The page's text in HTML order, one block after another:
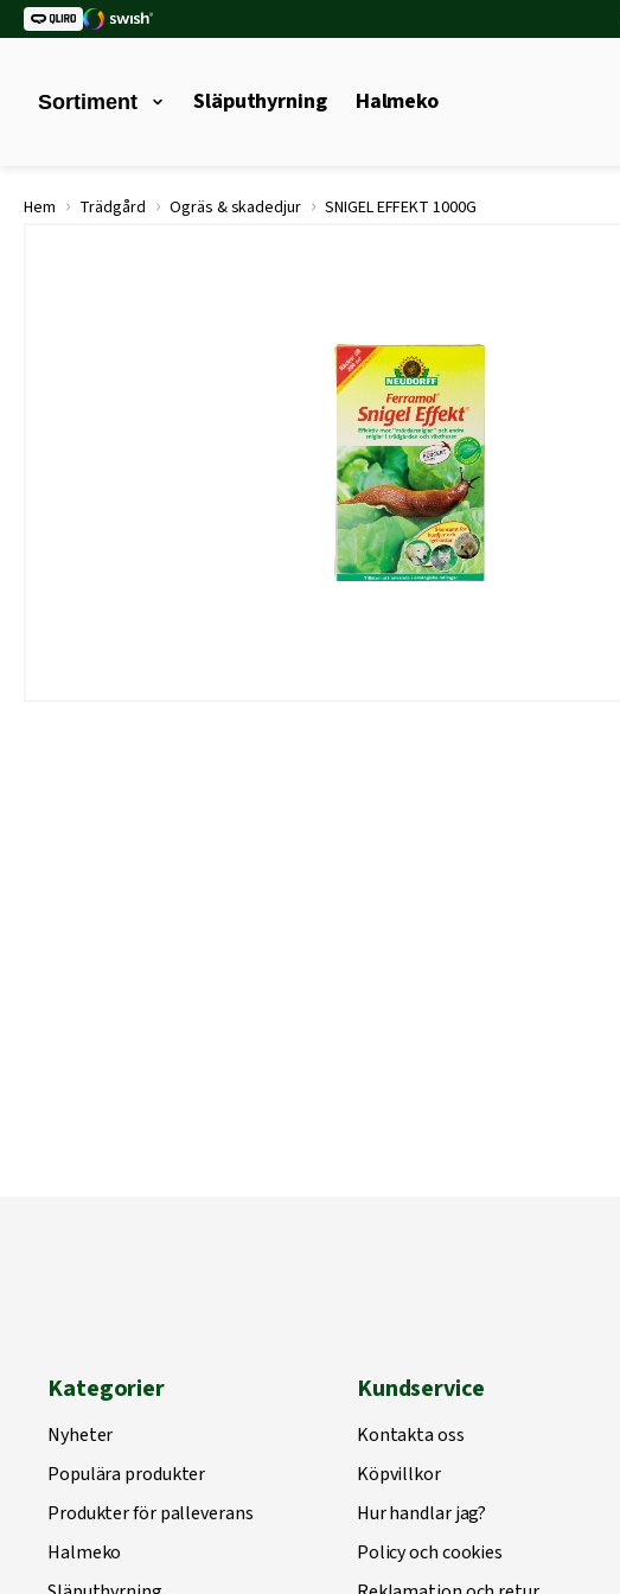
Sortiment Släputhyrning Halmeko
Hem › Trädgård › Ogräs & skadedjur › SNIGEL EFFEKT 1000G
Kategorier
Nyheter
Populära produkter
Produkter för palleverans
Halmeko
Kundservice
Kontakta oss
Köpvillkor
Hur handlar jag?
Policy och cookies